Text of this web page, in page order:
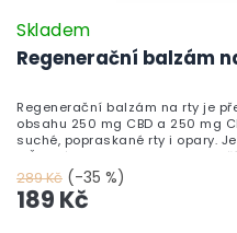
Regenerační balzám
Skladem
289 Kč (-35 %)
189 Kč
Regenerační balzám na rty je
obsahu 250 mg CBD a 250 mg
suché, popraskané rty i opary.
v České republice a obsahuje
slunečnicový olej, které zajišťují
ochranu jemné pokožky rtů.
kapsy nebo kabelky. Stačí jej